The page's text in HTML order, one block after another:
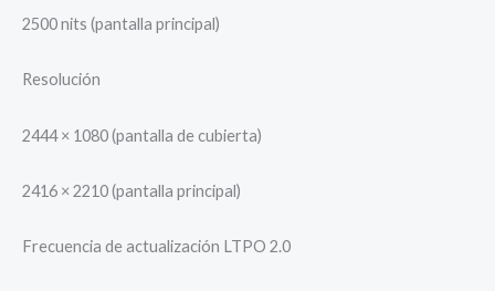
2500 nits (pantalla principal)
Resolución
2444 × 1080 (pantalla de cubierta)
2416 × 2210 (pantalla principal)
Frecuencia de actualización LTPO 2.0